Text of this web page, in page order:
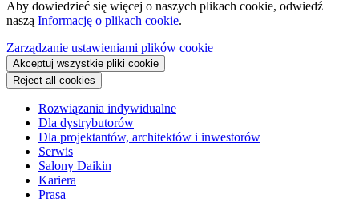
Aby dowiedzieć się więcej o naszych plikach cookie, odwiedź
naszą Informację o plikach cookie.
Zarządzanie ustawieniami plików cookie
Akceptuj wszystkie pliki cookie
Reject all cookies
Rozwiązania indywidualne
Dla dystrybutorów
Dla projektantów, architektów i inwestorów
Serwis
Salony Daikin
Kariera
Prasa